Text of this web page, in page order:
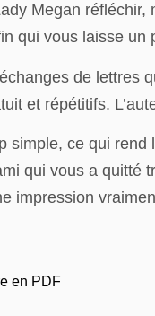
Megan
qui vous laisse un
de lettres
et répétitifs.
simple, ce qui
qui vous a quitté
impression
en PDF